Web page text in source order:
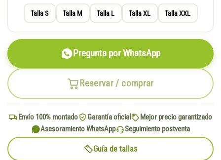
Talla S Talla M Talla L Talla XL Talla XXL
Reservar / comprar
Pregunta por WhatsApp
Envío 100% montado Garantía oficial
Mejor precio garantizado
Asesoramiento WhatsApp
Seguimiento postventa
Guía de tallas